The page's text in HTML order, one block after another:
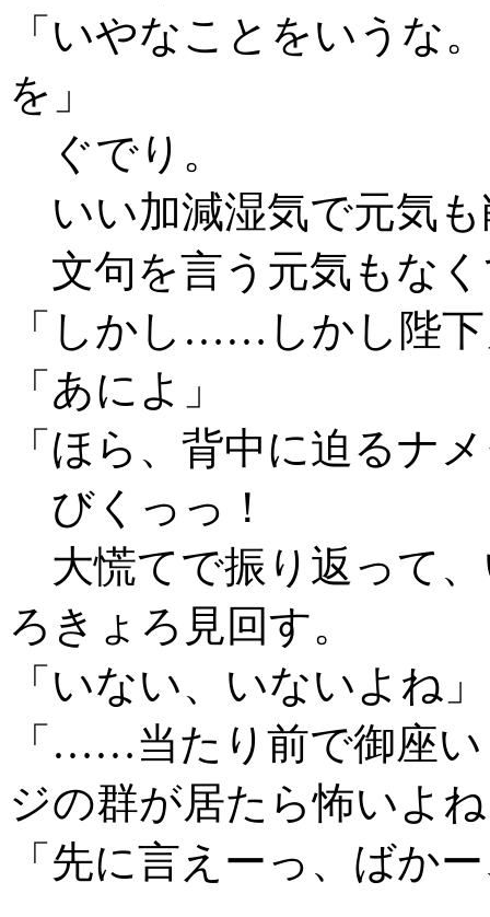
「いやなことをいうな
を」
ぐでり。
いい加減湿気で元気
文句を言う元気もな
「しかし……しかし陛
「あによ」
「ほら、背中に迫るナ
びくっっ！
大慌てで振り返って
ろきょろ見回す。
「いない、いないよね」
「……当たり前で御座
ジの群が居たら怖いよ
「先に言えーっ、ばか